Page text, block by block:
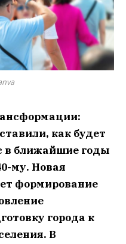
как будет
в ближайшие годы
му. Новая
формирование
города к
В